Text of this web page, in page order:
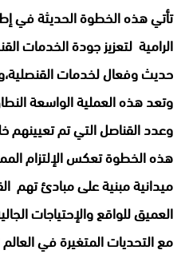
تأتي هذه الخطوة الحديثة في
الرامية لتعزيز جودة الخدمات
حديث وفعال لخدمات
وتعد هذه العملية الواسعة
وعدد القناصل التي تم تعيينهم
هذه الخطوة تعكس الإلتزام
ميدانية مبنية على مبادئ تهم
العميق للواقع والإحتياجات
مع التحديات المتغيرة في